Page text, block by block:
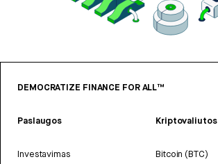
DEMOCRATIZE FINANCE FOR ALL™
Paslaugos
Investavimas
Kriptovaliutos
Bitcoin (BTC)